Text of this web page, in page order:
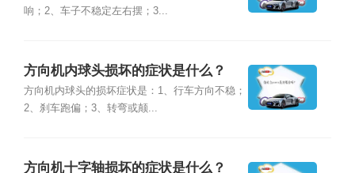
响；2、车子不稳定左右摆；3...
方向机内球头损坏的症状是什么？
方向机内球头的损坏症状是：1、行车方向不稳；
2、刹车跑偏；3、转弯或颠...
方向机十字轴损坏的症状是什么？